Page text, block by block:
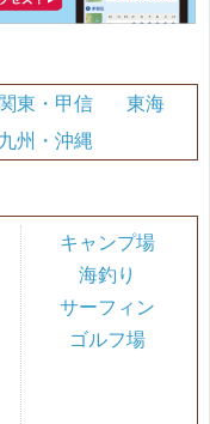
関東・甲信
東海
九州・沖縄
キャンプ場
海釣り
サーフィン
ゴルフ場